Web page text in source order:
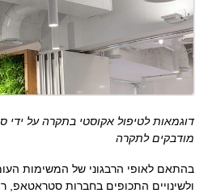
דוגמאות לטיפול אקוסטי בתקרה על ידי
מודבקים לתקרה
בהתאם לאופי הרבגוני של המשימות
ולשינויים התכופים בחברות סטראטאפ,